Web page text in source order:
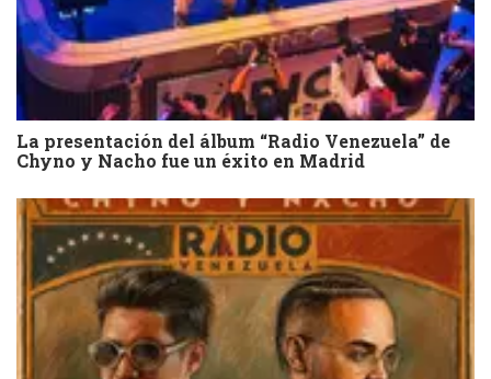
La presentación del álbum “Radio Venezuela” de
Chyno y Nacho fue un éxito en Madrid